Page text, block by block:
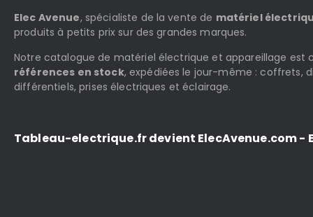
Elec Avenue, spécialiste de la vente de matériel
produits à petits prix sur des grandes marques.
Notre catalogue de matériel électrique et appareillage est
références en stock, expédiées le jour-même : coffrets,
différentiels, prises électriques et éclairage.
Tableau-electrique.fr devient ElecAvenue.com -